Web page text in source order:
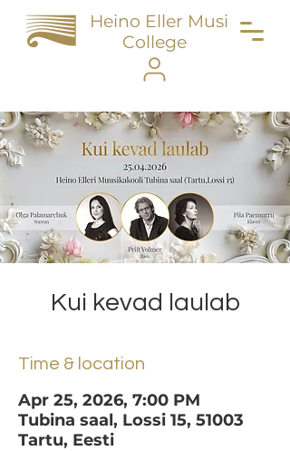
Heino Eller Music
College
Kui kevad laulab
Time & location
Apr 25, 2026, 7:00 PM
Tubina saal, Lossi 15, 51003
Tartu, Eesti